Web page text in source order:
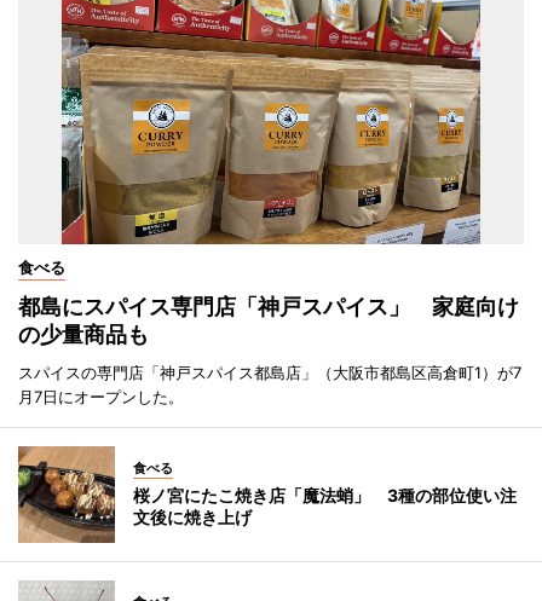
食べる
都島にスパイス専門店「神戸スパイス」 家庭向け
の少量商品も
スパイスの専門店「神戸スパイス都島店」（大阪市都島区高倉町1）が7
月7日にオープンした。
食べる
桜ノ宮にたこ焼き店「魔法蛸」 3種の部位使い注
文後に焼き上げ